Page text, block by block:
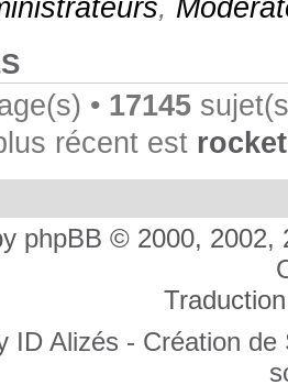
,
• 17145
récent est
phpBB © 2000, 2002,
ID Alizés - Création